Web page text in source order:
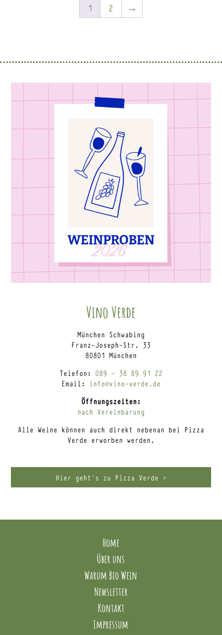
1 2 →
Vino Verde
München Schwabing
Franz-Joseph-Str. 33
80801 München
Telefon: 089 – 38 89 91 22
Email: info@vino-verde.de
Öffnungszeiten:
nach Vereinbarung
Alle Weine können auch direkt nebenan bei Pizza
Verde erworben werden.
Hier geht’s zu Pizza Verde >
Home
Über uns
Warum Bio Wein
Newsletter
Kontakt
Impressum